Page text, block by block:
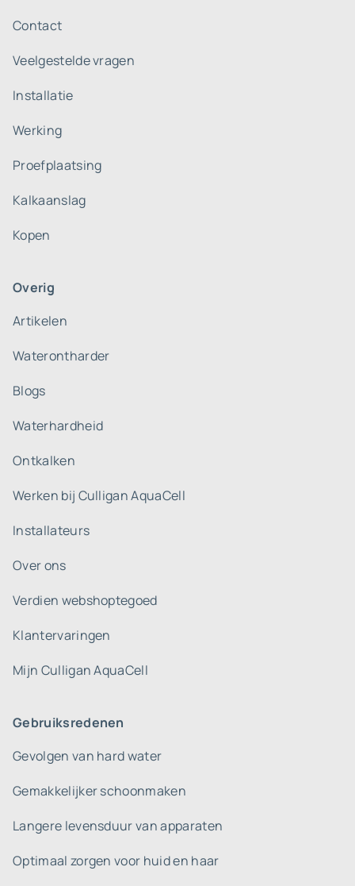
Contact
Veelgestelde vragen
Installatie
Werking
Proefplaatsing
Kalkaanslag
Kopen
Overig
Artikelen
Waterontharder
Blogs
Waterhardheid
Ontkalken
Werken bij Culligan AquaCell
Installateurs
Over ons
Verdien webshoptegoed
Klantervaringen
Mijn Culligan AquaCell
Gebruiksredenen
Gevolgen van hard water
Gemakkelijker schoonmaken
Langere levensduur van apparaten
Optimaal zorgen voor huid en haar